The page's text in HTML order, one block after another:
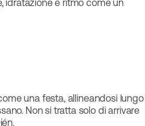
idratazione e ritmo come un
una festa, allineandosi lungo
Non si tratta solo di arrivare